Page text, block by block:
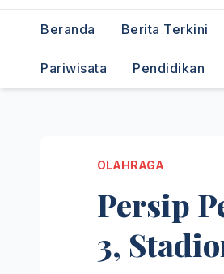
Beranda Berita Terkini
Pariwisata Pendidikan
OLAHRAGA
Persip
3,